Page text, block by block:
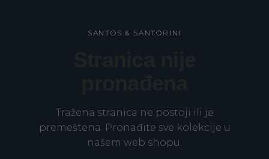
SANTOS & SANTORINI
Tražena stranica ne postoji ili je
premeštena. Pronađite sve kolekcije u
našem web shopu.